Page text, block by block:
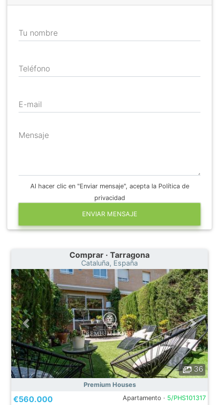
Tu nombre
Teléfono
E-mail
Mensaje
Al hacer clic en "Enviar mensaje", acepta la Política de
privacidad
ENVIAR MENSAJE
Comprar · Tarragona
Cataluña, España
36
Premium Houses
€560.000 Apartamento · 5/PHS101317